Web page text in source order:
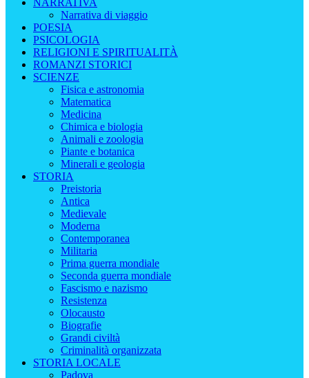
NARRATIVA
Narrativa di viaggio
POESIA
PSICOLOGIA
RELIGIONI E SPIRITUALITÀ
ROMANZI STORICI
SCIENZE
Fisica e astronomia
Matematica
Medicina
Chimica e biologia
Animali e zoologia
Piante e botanica
Minerali e geologia
STORIA
Preistoria
Antica
Medievale
Moderna
Contemporanea
Militaria
Prima guerra mondiale
Seconda guerra mondiale
Fascismo e nazismo
Resistenza
Olocausto
Biografie
Grandi civiltà
Criminalità organizzata
STORIA LOCALE
Padova